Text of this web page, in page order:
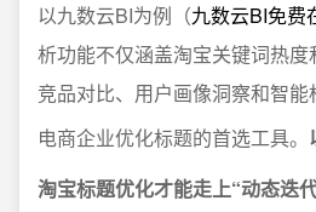
以九数云BI为例（九数云BI免费
析功能不仅涵盖淘宝关键词热
竞品对比、用户画像洞察和智
电商企业优化标题的首选工具。
淘宝标题优化才能走上“动态